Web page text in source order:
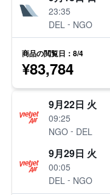
23:35
DEL - NGO
商品の閲覧日：8/4
¥83,784
9月22日 火
09:25
NGO - DEL
9月29日 火
00:05
DEL - NGO